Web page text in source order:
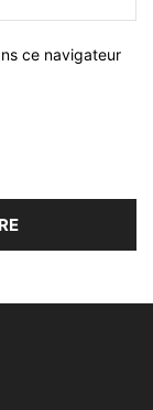
ce navigateur